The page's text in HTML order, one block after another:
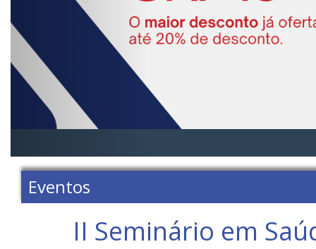
Eventos
II Seminário em